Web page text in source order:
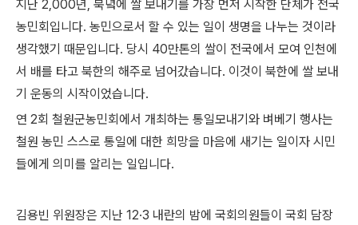
지난 2,000년, 북녘에 쌀 보내기를 가장 먼저 시작한 단체가 전국
농민회입니다. 농민으로서 할 수 있는 일이 생명을 나누는 것이라
생각했기 때문입니다. 당시 40만톤의 쌀이 전국에서 모여 인천에
서 배를 타고 북한의 해주로 넘어갔습니다. 이것이 북한에 쌀 보내
기 운동의 시작이었습니다.
연 2회 철원군농민회에서 개최하는 통일모내기와 벼베기 행사는
철원 농민 스스로 통일에 대한 희망을 마음에 새기는 일이자 시민
들에게 의미를 알리는 일입니다.
김용빈 위원장은 지난 12·3 내란의 밤에 국회의원들이 국회 담장